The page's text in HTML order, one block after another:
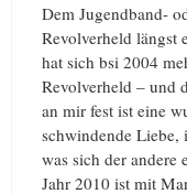
Dem Jugendband-
Revolverheld längst
hat sich bsi 2004
Revolverheld – und
an mir fest ist eine
schwindende
was sich der andere
Jahr 2010 ist mit